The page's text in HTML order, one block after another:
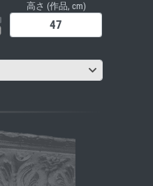
高さ (作品, cm)